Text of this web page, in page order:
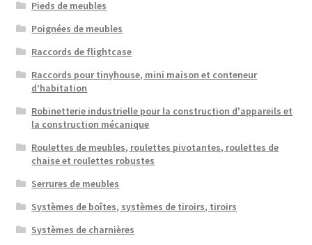
Pieds de meubles
Poignées de meubles
Raccords de flightcase
Raccords pour tinyhouse, mini maison et conteneur
d’habitation
Robinetterie industrielle pour la construction d'appareils et
la construction mécanique
Roulettes de meubles, roulettes pivotantes, roulettes de
chaise et roulettes robustes
Serrures de meubles
Systèmes de boîtes, systèmes de tiroirs, tiroirs
Systèmes de charnières